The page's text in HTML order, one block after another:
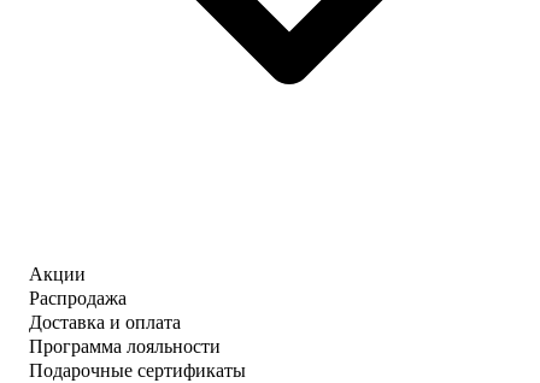
Акции
Распродажа
Доставка и оплата
Программа лояльности
Подарочные сертификаты